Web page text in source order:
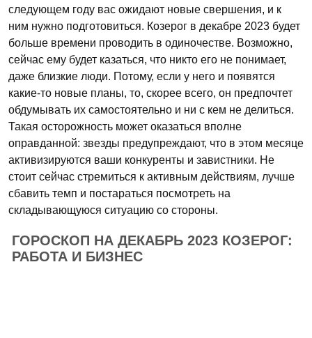
следующем году вас ожидают новые свершения, и к
ним нужно подготовиться. Козерог в декабре 2023 будет
больше времени проводить в одиночестве. Возможно,
сейчас ему будет казаться, что никто его не понимает,
даже близкие люди. Потому, если у него и появятся
какие-то новые планы, то, скорее всего, он предпочтет
обдумывать их самостоятельно и ни с кем не делиться.
Такая осторожность может оказаться вполне
оправданной: звезды предупреждают, что в этом месяце
активизируются ваши конкуренты и завистники. Не
стоит сейчас стремиться к активным действиям, лучше
сбавить темп и постараться посмотреть на
складывающуюся ситуацию со стороны.
ГОРОСКОП НА ДЕКАБРЬ 2023 КОЗЕРОГ:
РАБОТА И БИЗНЕС